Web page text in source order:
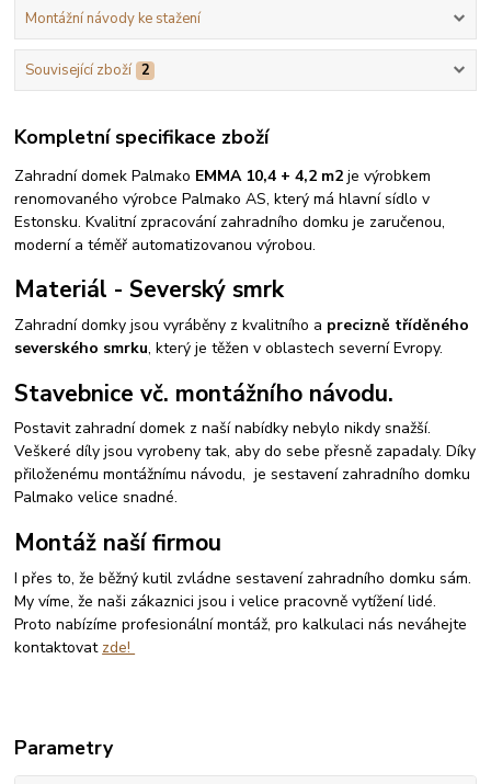
Montážní návody ke stažení
Související zboží 2
Kompletní specifikace zboží
Zahradní domek Palmako EMMA 10,4 + 4,2 m2je výrobkem
renomovaného výrobce Palmako AS, který má hlavní sídlo v
Estonsku. Kvalitní zpracování zahradního domku je zaručenou,
moderní a téměř automatizovanou výrobou.
Materiál - Severský smrk
Zahradní domky jsou vyráběny z kvalitního a precizně tříděného
severského smrku, který je těžen v oblastech severní Evropy.
Stavebnice vč. montážního návodu.
Postavit zahradní domek z naší nabídky nebylo nikdy snažší.
Veškeré díly jsou vyrobeny tak, aby do sebe přesně zapadaly. Díky
přiloženému montážnímu návodu, je sestavení zahradního domku
Palmako velice snadné.
Montáž naší firmou
I přes to, že běžný kutil zvládne sestavení zahradního domku sám.
My víme, že naši zákaznici jsou i velice pracovně vytížení lidé.
Proto nabízíme profesionální montáž, pro kalkulaci nás neváhejte
kontaktovat zde!
Parametry